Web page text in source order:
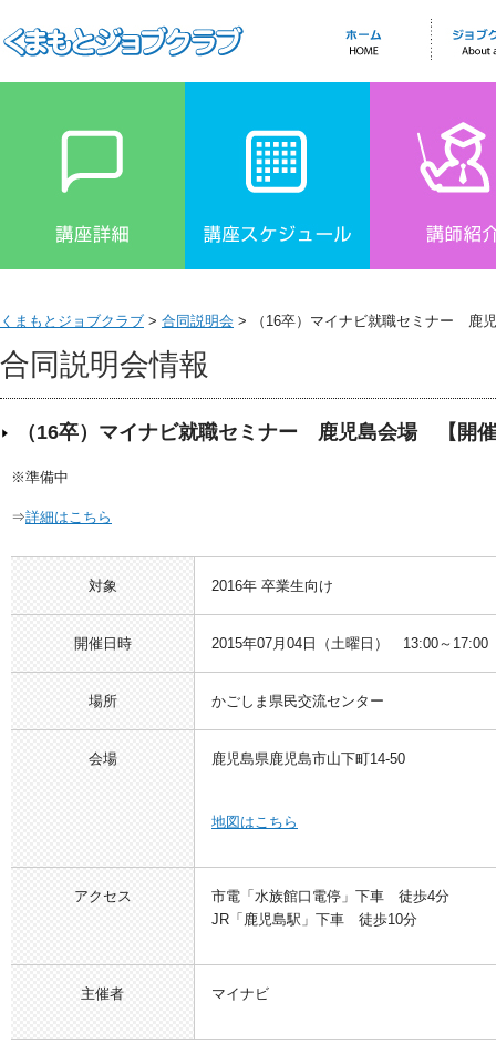
くまもとジョブクラブ > 合同説明会 > （16卒）マイナビ就職セミナー 鹿
合同説明会情報
（16卒）マイナビ就職セミナー 鹿児島会場【開催
※準備中
⇒詳細はこちら
対象 2016年 卒業生向け
開催日時 2015年07月04日（土曜日） 13:00～17:00
場所 かごしま県民交流センター
会場 鹿児島県鹿児島市山下町14-50
地図はこちら
アクセス
市電「水族館口電停」下車 徒歩4分
JR「鹿児島駅」下車 徒歩10分
主催者 マイナビ